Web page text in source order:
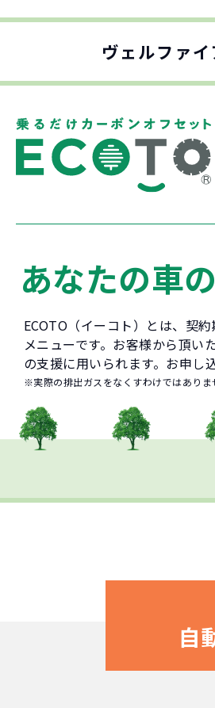
ヴェルファ
あなたの車の
ECOTO（イーコト）とは、契
メニューです。お客様から頂い
の支援に用いられます。お申し
※実際の排出ガスをなくすわけではありま
自